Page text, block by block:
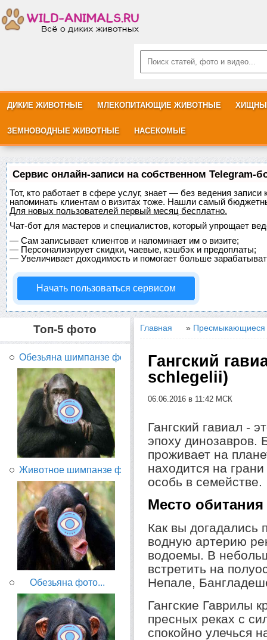
ДИКИЕ ЖИВОТНЫЕ МЛЕКОПИТАЮЩИЕ ЖИВОТНЫЕ
ЗЕМНОВОДНЫЕ ЖИВОТНЫЕ НАСЕКОМЫЕ
Сервис онлайн-записи на собственном Telegram-
Тот, кто работает в сфере услуг, знает — без ведения
напоминать клиентам о визитах тоже. Нашли самый
Для новых пользователей первый месяц бесплатно.
Чат-бот для мастеров и специалистов, который упрощает
— Сам записывает клиентов и напоминает им о визите;
— Персонализирует скидки, чаевые, кэшбэк и предоплаты;
— Увеличивает доходимость и помогает больше
Начать пользоваться сервисом
Топ-5 фото
Обезьяна шимпанзе фото...
Животное шимпанзе фото...
Обезьяна фото...
Главная » Пресмыкающиеся
Гангский
schlegelii)
06.06.2016 в 11:42 МСК
Гангский гавиал -
эпоху динозавров.
проживает на
находится на
особь в семействе.
Место обитания
Как вы догадались
водную артерию
водоемы. В
встретить на
Непале,
Гангские Гаврилы
пресных реках с
спокойно улечься